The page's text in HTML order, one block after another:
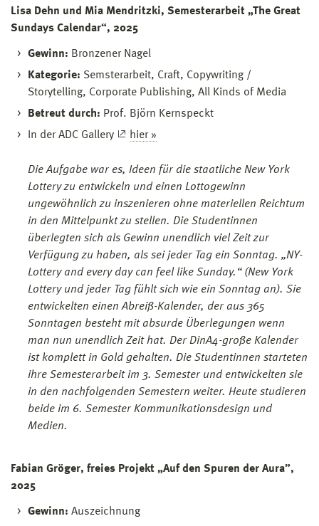
Lisa Dehn und Mia Mendritzki, Semesterarbeit „The Great
Sundays Calendar“, 2025
Gewinn: Bronzener Nagel
Kategorie: Semsterarbeit, Craft, Copywriting /
Storytelling, Corporate Publishing, All Kinds of Media
Betreut durch: Prof. Björn Kernspeckt
In der ADC Gallery
hier »
Die Aufgabe war es, Ideen für die staatliche New York
Lottery zu entwickeln und einen Lottogewinn
ungewöhnlich zu inszenieren ohne materiellen Reichtum
in den Mittelpunkt zu stellen. Die Studentinnen
überlegten sich als Gewinn unendlich viel Zeit zur
Verfügung zu haben, als sei jeder Tag ein Sonntag. „NY-
Lottery and every day can feel like Sunday.“ (New York
Lottery und jeder Tag fühlt sich wie ein Sonntag an). Sie
entwickelten einen Abreiß-Kalender, der aus 365
Sonntagen besteht mit absurde Überlegungen wenn
man nun unendlich Zeit hat. Der DinA4-große Kalender
ist komplett in Gold gehalten. Die Studentinnen starteten
ihre Semesterarbeit im 3. Semester und entwickelten sie
in den nachfolgenden Semestern weiter. Heute studieren
beide im 6. Semester Kommunikationsdesign und
Medien.
Fabian Gröger, freies Projekt „Auf den Spuren der Aura”,
2025
Gewinn: Auszeichnung